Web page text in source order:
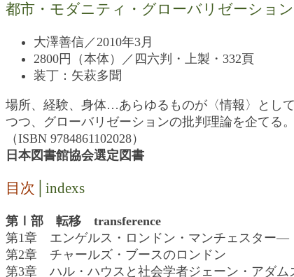
都市・モダニティ・グローバリゼーション
大澤善信／2010年3月
2800円（本体）／四六判・上製・332頁
装丁：矢萩多聞
場所、経験、身体…あらゆるものが〈情報〉とし
つつ、グローバリゼーションの批判理論を企てる。
（ISBN 9784861102028）
日本図書館協会選定図書
目次 │indexs
第Ⅰ部 転移 transference
第1章 エンゲルス・ロンドン・マンチェスター―
第2章 チャールズ・ブースのロンドン
第3章 ハル・ハウスと社会学者ジェーン・アダム